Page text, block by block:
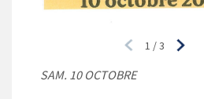
1 /3
SAM. 10 OCTOBRE